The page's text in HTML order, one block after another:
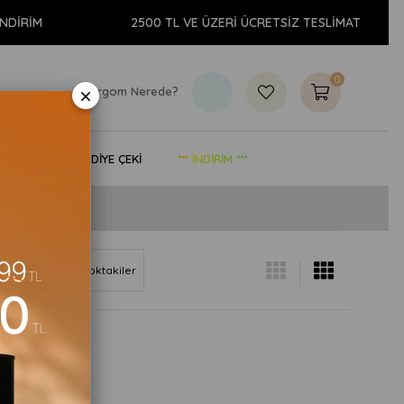
2500 TL VE ÜZERİ ÜCRETSİZ TESLİMAT
0
Kargom Nerede?
HEDİYE ÇEKİ *** İNDİRİM ***
(Z<A) Stoktakiler
×